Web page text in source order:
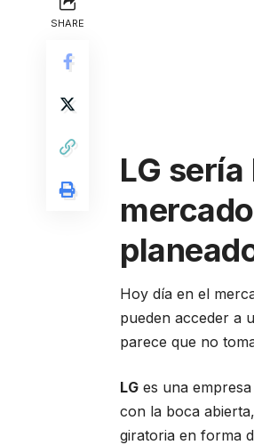
SHARE
LG
Hoy día en el
pueden acceder a
parece que no
LG es una
con la boca
giratoria en forma